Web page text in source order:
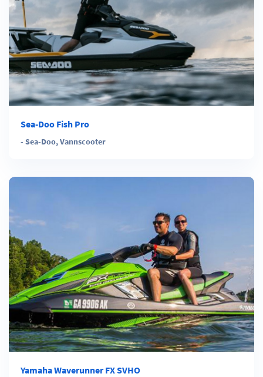
Sea-Doo Fish Pro
- Sea-Doo,Vannscooter
Yamaha Waverunner FX SVHO